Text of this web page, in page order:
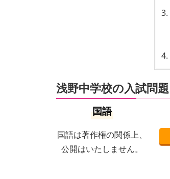
浅野中学校の入試問題
国語
国語は著作権の関係上、
公開はいたしません。